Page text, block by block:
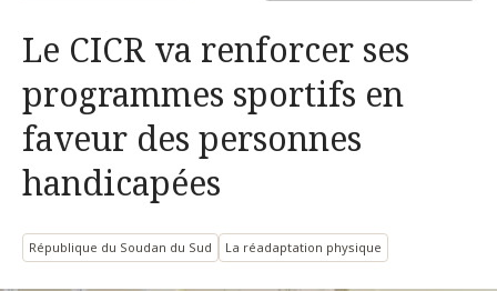
Le CICR va renforcer ses
programmes sportifs en
faveur des personnes
handicapées
République du Soudan du Sud La réadaptation physique